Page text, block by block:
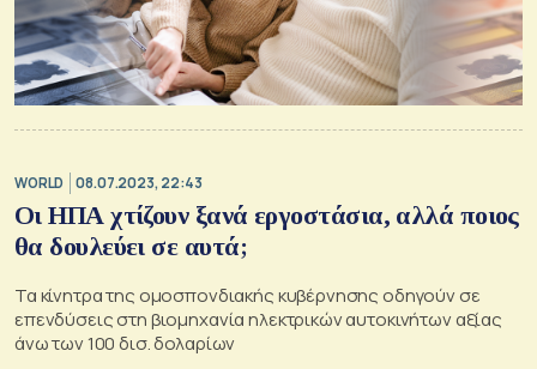
WORLD 08.07.2023, 22:43
Οι ΗΠΑ χτίζουν ξανά εργοστάσια, αλλά ποιος
θα δουλεύει σε αυτά;
Τα κίνητρα της ομοσπονδιακής κυβέρνησης οδηγούν σε
επενδύσεις στη βιομηχανία ηλεκτρικών αυτοκινήτων αξίας
άνω των 100 δισ. δολαρίων